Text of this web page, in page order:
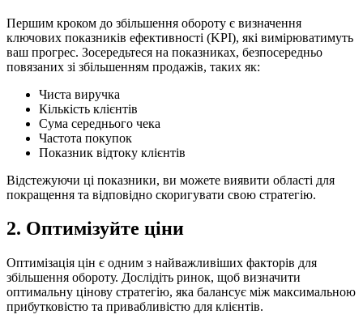
Першим кроком до збільшення обороту є визначення
ключових показників ефективності (KPI), які вимірюватимуть
ваш прогрес. Зосередьтеся на показниках, безпосередньо
повязаних зі збільшенням продажів, таких як:
Чиста виручка
Кількість клієнтів
Сума середнього чека
Частота покупок
Показник відтоку клієнтів
Відстежуючи ці показники, ви можете виявити області для
покращення та відповідно скоригувати свою стратегію.
2. Оптимізуйте ціни
Оптимізація цін є одним з найважливіших факторів для
збільшення обороту. Дослідіть ринок, щоб визначити
оптимальну цінову стратегію, яка балансує між максимальною
прибутковістю та привабливістю для клієнтів.